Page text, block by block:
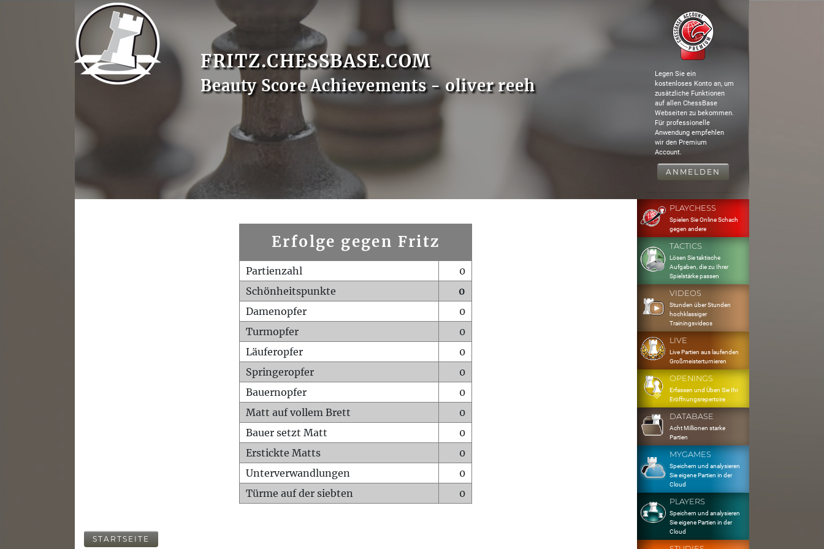
FRITZ.CHESSBASE.COM
Beauty Score Achievements - oliver reeh
Legen Sie ein
kostenloses Konto an, um
zusätzliche Funktionen
auf allen ChessBase
Webseiten zu bekommen.
Für professionelle
Anwendung empfehlen
wir den Premium
Account.
ANMELDEN
Erfolge gegen Fritz
Partienzahl
0
Schönheitspunkte
0
Damenopfer
0
Turmopfer
0
Läuferopfer
0
Springeropfer
0
Bauernopfer
0
Matt auf vollem Brett
0
Bauer setzt Matt
0
Erstickte Matts
0
Unterverwandlungen
0
Türme auf der siebten
0
STARTSEITE
PLAYCHESS
Spielen Sie Online Schach
gegen andere
TACTICS
Lösen Sie taktische
Aufgaben, die zu Ihrer
Spielstärke passen
VIDEOS
Stunden über Stunden
hochklassiger
Trainingsvideos
LIVE
Live Partien aus laufenden
Großmeisterturnieren
OPENINGS
Erfassen und Üben Sie Ihr
Eröffnungsrepertoire
DATABASE
Acht Millionen starke
Partien
MYGAMES
Speichern und analysieren
Sie eigene Partien in der
Cloud
PLAYERS
Speichern und analysieren
Sie eigene Partien in der
Cloud